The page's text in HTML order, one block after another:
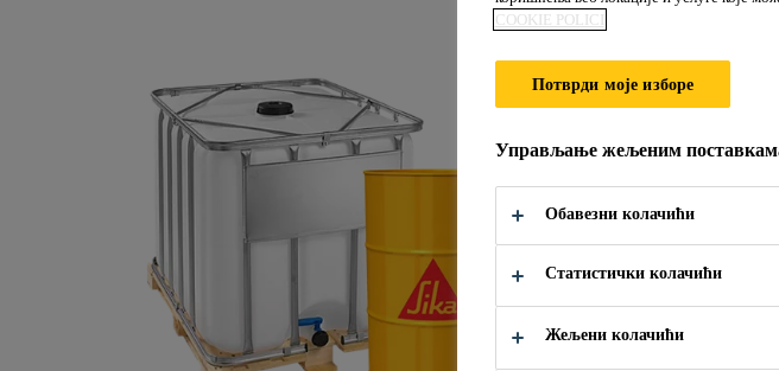
Sika®
Sika®
kvaliteta betona.
Sika®
Velika redukcija
bolja
COOKIE POLICI
Потврди моје изборе
Управљање жељеним
Обавезни колачићи
Статистички колачићи
Жељени колачићи